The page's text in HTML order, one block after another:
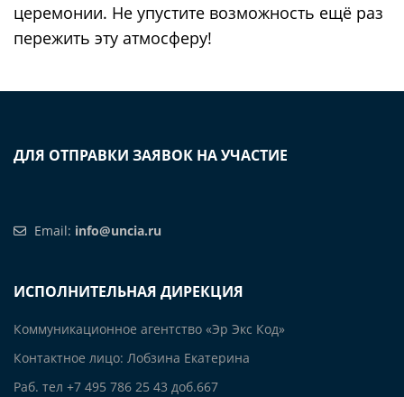
церемонии. Не упустите возможность ещё раз
пережить эту атмосферу!
ДЛЯ ОТПРАВКИ ЗАЯВОК НА УЧАСТИЕ
Email: info@uncia.ru
ИСПОЛНИТЕЛЬНАЯ ДИРЕКЦИЯ
Коммуникационное агентство «Эр Экс Код»
Контактное лицо: Лобзина Екатерина
Раб. тел +7 495 786 25 43 доб.667